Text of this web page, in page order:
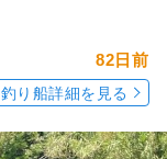
82日前
釣り船詳細を見る